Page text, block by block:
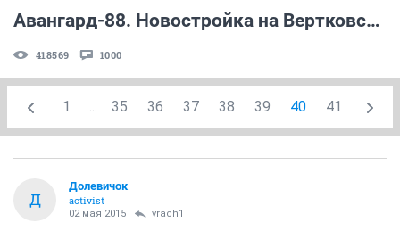
Авангард-88. Новостройка на Вертковской (часть 2)
418569 1000
1 ... 35 36 37 38 39 40 41
Д
Долевичок
activist
02 мая 2015 vrach1